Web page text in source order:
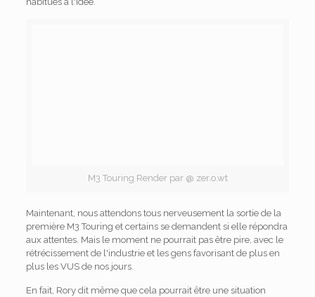
M3 Touring Render par @ zer.o.wt
Maintenant, nous attendons tous nerveusement la sortie de la
première M3 Touring et certains se demandent si elle répondra
aux attentes. Mais le moment ne pourrait pas être pire, avec le
rétrécissement de l'industrie et les gens favorisant de plus en
plus les VUS de nos jours.
En fait, Rory dit même que cela pourrait être une situation